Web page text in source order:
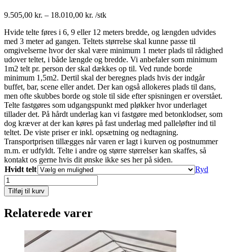
9.505,00 kr. – 18.010,00 kr. Prisinterval:
til
18.010,00 kr.
/stk
Hvide telte føres i 6, 9 eller 12 meters bredde, og længden udvides
med 3 meter ad gangen. Teltets størrelse skal kunne passe til
omgivelserne hvor der skal være minimum 1 meter plads til rådighed
udover teltet, i både længde og bredde. Vi anbefaler som minimum
1m2 telt pr. person der skal dækkes op til. Ved runde borde
minimum 1,5m2. Dertil skal der beregnes plads hvis der indgår
buffet, bar, scene eller andet. Der kan også allokeres plads til dans,
men ofte skubbes borde og stole til side efter spisningen er overstået.
Telte fastgøres som udgangspunkt med pløkker hvor underlaget
tillader det. På hårdt underlag kan vi fastgøre med betonklodser, som
dog kræver at der kan køres på fast underlag med palleløfter ind til
teltet. De viste priser er inkl. opsætning og nedtagning.
Transportprisen tillægges når varen er lagt i kurven og postnummer
m.m. er udfyldt. Telte i andre og større størrelser kan skaffes, så
kontakt os gerne hvis dit ønske ikke ses her på siden.
Hvidt telt
Ryd
Hvidt
telt,
9
bredde
Tilføj til kurv
Relaterede varer